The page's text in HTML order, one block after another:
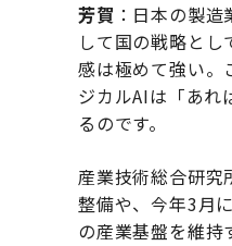
芳賀 ：日本の製
して国の戦略と
感は極めて強い。
ジカルAIは「あれ
るのです。
産業技術総合研究
整備や、今年3月
の産業基盤を維持